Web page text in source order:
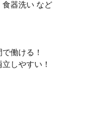
器洗い など
働ける！
しやすい！